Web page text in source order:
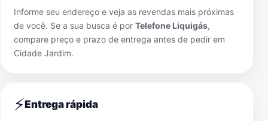
Informe seu endereço e veja as revendas mais próximas
de você. Se a sua busca é por Telefone Liquigás,
compare preço e prazo de entrega antes de pedir em
Cidade Jardim.
⚡Entrega rápida